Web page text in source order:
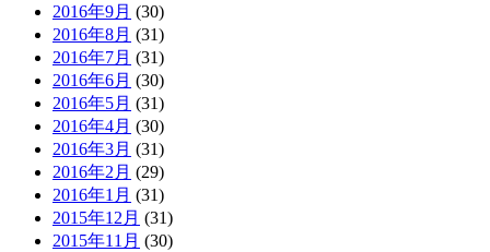
2016年9月 (30)
2016年8月 (31)
2016年7月 (31)
2016年6月 (30)
2016年5月 (31)
2016年4月 (30)
2016年3月 (31)
2016年2月 (29)
2016年1月 (31)
2015年12月 (31)
2015年11月 (30)